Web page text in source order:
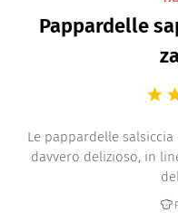
Pappardelle
Le pappardelle
davvero delizioso, in